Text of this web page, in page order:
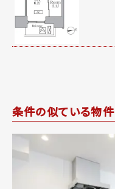
条件の似ている物件